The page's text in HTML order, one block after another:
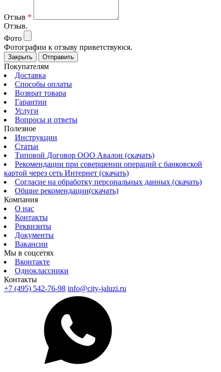
Отзыв *
Отзыв.
Фото
Фотографии к отзыву приветствуюся.
Закрыть Отправить
Покупателям
Доставка
Способы оплаты
Возврат товара
Гарантии
Услуги
Вопросы и ответы
Полезное
Инструкции
Статьи
Типовой Договор ООО Авалон (скачать)
Рекомендации при совершении операций с банковской
картой через сеть Интернет (скачать)
Согласие на обработку персональных данных (скачать)
Общие рекомендации(скачать)
Компания
О нас
Контакты
Реквизиты
Документы
Вакансии
Мы в соцсетях
Вконтакте
Одноклассники
Контакты
+7 (495) 542-76-98 info@city-jaluzi.ru